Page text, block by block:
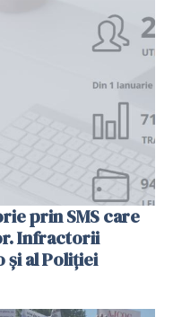
prin SMS care
Infractorii
și al Poliției